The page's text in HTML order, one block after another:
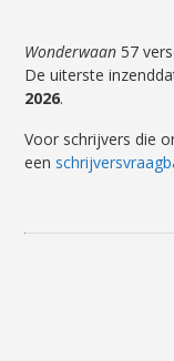
Wonderwaan 57
De uiterste
2026.
Voor schrijvers die
een